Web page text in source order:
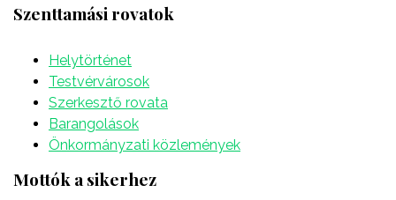
Szenttamási rovatok
Helytörténet
Testvérvárosok
Szerkesztő rovata
Barangolások
Önkormányzati közlemények
Mottók a sikerhez